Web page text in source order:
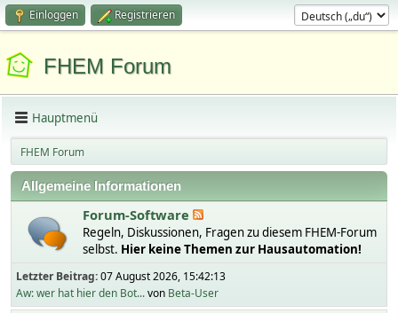
Einloggen Registrieren
FHEM Forum
Hauptmenü
FHEM Forum
Allgemeine Informationen
Forum-Software
Regeln, Diskussionen, Fragen zu diesem FHEM-Forum
selbst. Hier keine Themen zur Hausautomation!
Letzter Beitrag:07 August 2026, 15:42:13
Aw: wer hat hier den Bot...von Beta-User